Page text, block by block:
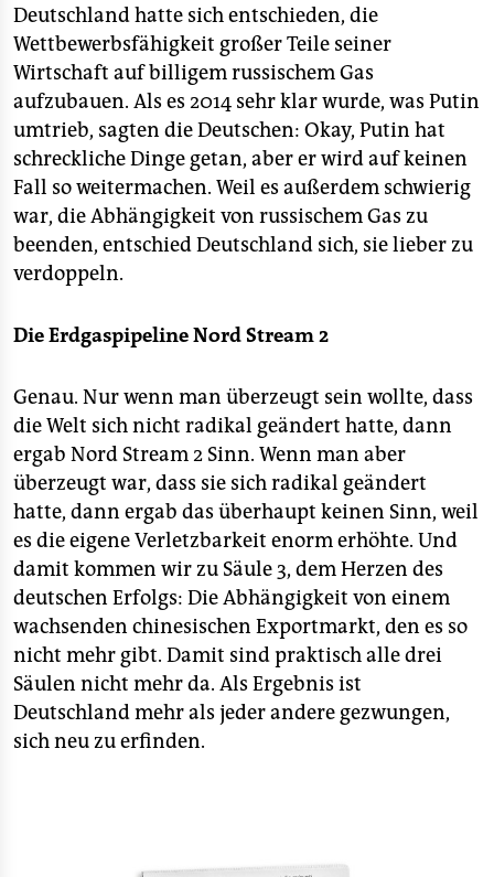
Deutschland hatte sich entschieden, die
Wettbewerbsfähigkeit großer Teile seiner
Wirtschaft auf billigem russischem Gas
aufzubauen. Als es 2014 sehr klar wurde, was Putin
umtrieb, sagten die Deutschen: Okay, Putin hat
schreckliche Dinge getan, aber er wird auf keinen
Fall so weitermachen. Weil es außerdem schwierig
war, die Abhängigkeit von russischem Gas zu
beenden, entschied Deutschland sich, sie lieber zu
verdoppeln.
Die Erdgaspipeline Nord Stream 2
Genau. Nur wenn man überzeugt sein wollte, dass
die Welt sich nicht radikal geändert hatte, dann
ergab Nord Stream 2 Sinn. Wenn man aber
überzeugt war, dass sie sich radikal geändert
hatte, dann ergab das überhaupt keinen Sinn, weil
es die eigene Verletzbarkeit enorm erhöhte. Und
damit kommen wir zu Säule 3, dem Herzen des
deutschen Erfolgs: Die Abhängigkeit von einem
wachsenden chinesischen Exportmarkt, den es so
nicht mehr gibt. Damit sind praktisch alle drei
Säulen nicht mehr da. Als Ergebnis ist
Deutschland mehr als jeder andere gezwungen,
sich neu zu erfinden.